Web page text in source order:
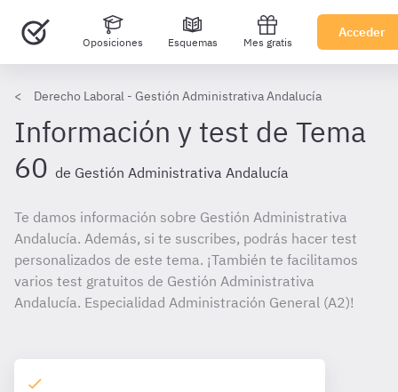
Oposiciones Esquemas Mes gratis
Acceder
Derecho Laboral - Gestión Administrativa Andalucía
Información y test de Tema
60 de Gestión Administrativa Andalucía
Te damos información sobre Gestión Administrativa
Andalucía. Además, si te suscribes, podrás hacer test
personalizados de este tema. ¡También te facilitamos
varios test gratuitos de Gestión Administrativa
Andalucía. Especialidad Administración General (A2)!